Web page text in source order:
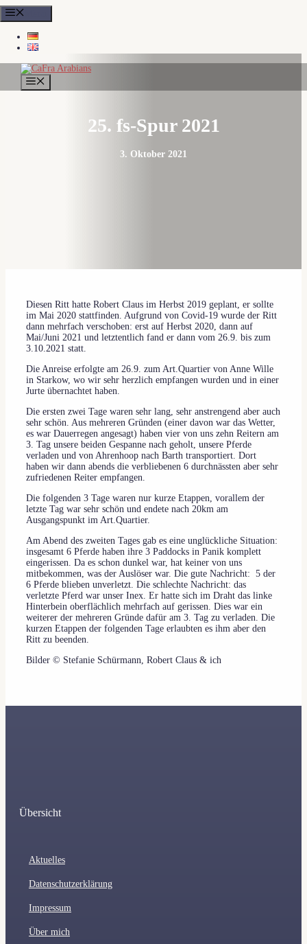
Zum
Inhalt
springen
25. fs-Spur 2021
3. Oktober 2021
Diesen Ritt hatte Robert Claus im Herbst 2019 geplant, er sollte
im Mai 2020 stattfinden. Aufgrund von Covid-19 wurde der Ritt
dann mehrfach verschoben: erst auf Herbst 2020, dann auf
Mai/Juni 2021 und letztentlich fand er dann vom 26.9. bis zum
3.10.2021 statt.
Die Anreise erfolgte am 26.9. zum Art.Quartier von Anne Wille
in Starkow, wo wir sehr herzlich empfangen wurden und in einer
Jurte übernachtet haben.
Die ersten zwei Tage waren sehr lang, sehr anstrengend aber auch
sehr schön. Aus mehreren Gründen (einer davon war das Wetter,
es war Dauerregen angesagt) haben vier von uns zehn Reitern am
3. Tag unsere beiden Gespanne nach geholt, unsere Pferde
verladen und von Ahrenhoop nach Barth transportiert. Dort
haben wir dann abends die verbliebenen 6 durchnässten aber sehr
zufriedenen Reiter empfangen.
Die folgenden 3 Tage waren nur kurze Etappen, vorallem der
letzte Tag war sehr schön und endete nach 20km am
Ausgangspunkt im Art.Quartier.
Am Abend des zweiten Tages gab es eine unglückliche Situation:
insgesamt 6 Pferde haben ihre 3 Paddocks in Panik komplett
eingerissen. Da es schon dunkel war, hat keiner von uns
mitbekommen, was der Auslöser war. Die gute Nachricht: 5 der
6 Pferde blieben unverletzt. Die schlechte Nachricht: das
verletzte Pferd war unser Inex. Er hatte sich im Draht das linke
Hinterbein oberflächlich mehrfach auf gerissen. Dies war ein
weiterer der mehreren Gründe dafür am 3. Tag zu verladen. Die
kurzen Etappen der folgenden Tage erlaubten es ihm aber den
Ritt zu beenden.
Bilder © Stefanie Schürmann, Robert Claus & ich
Übersicht
Aktuelles
Datenschutzerklärung
Impressum
Über mich